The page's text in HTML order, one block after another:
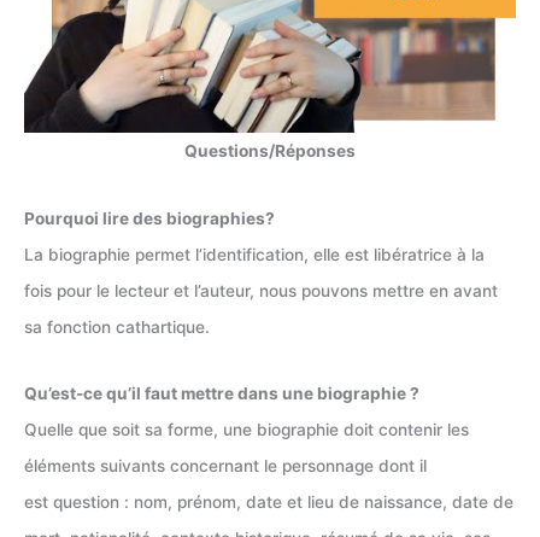
Questions/Réponses
Pourquoi lire des biographies?
La biographie permet l’identification, elle est libératrice à la
fois pour le lecteur et l’auteur, nous pouvons mettre en avant
sa fonction cathartique.
Qu’est-ce qu’il faut mettre dans une biographie ?
Quelle que soit sa forme, une biographie doit contenir les
éléments suivants concernant le personnage dont il
est question : nom, prénom, date et lieu de naissance, date de